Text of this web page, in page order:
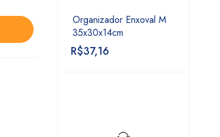
Organizador Enxoval M
35x30x14cm
R$37,16